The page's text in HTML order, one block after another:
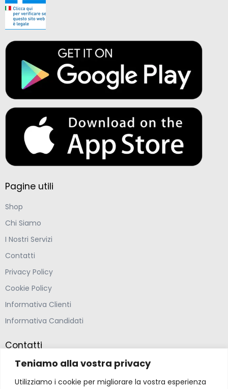
Teniamo alla vostra privacy
Utilizziamo i cookie per migliorare la vostra esperienza
Pagine utili
Shop
Chi Siamo
I Nostri Servizi
Contatti
Privacy Policy
Cookie Policy
Informativa Clienti
Informativa Candidati
Contatti
Farmacia Ponte Ospedaletto S.N.C